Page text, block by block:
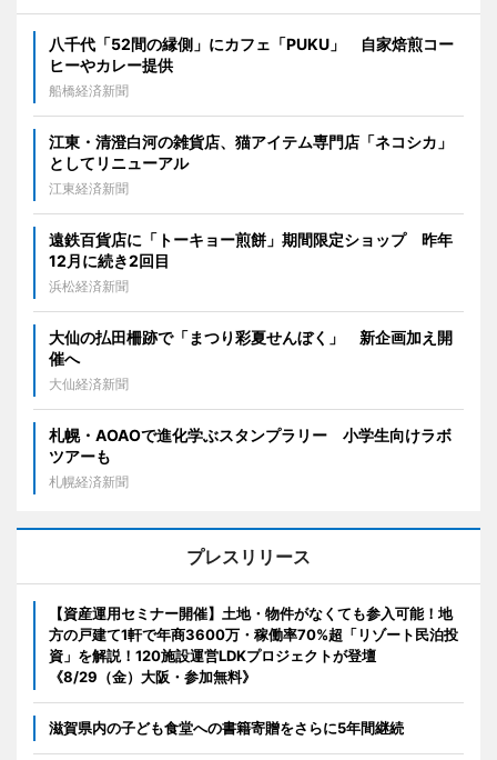
八千代「52間の縁側」にカフェ「PUKU」 自家焙煎コー
ヒーやカレー提供
船橋経済新聞
江東・清澄白河の雑貨店、猫アイテム専門店「ネコシカ」
としてリニューアル
江東経済新聞
遠鉄百貨店に「トーキョー煎餅」期間限定ショップ 昨年
12月に続き2回目
浜松経済新聞
大仙の払田柵跡で「まつり彩夏せんぼく」 新企画加え開
催へ
大仙経済新聞
札幌・AOAOで進化学ぶスタンプラリー 小学生向けラボ
ツアーも
札幌経済新聞
プレスリリース
【資産運用セミナー開催】土地・物件がなくても参入可能！地
方の戸建て1軒で年商3600万・稼働率70%超「リゾート民泊投
資」を解説！120施設運営LDKプロジェクトが登壇
《8/29（金）大阪・参加無料》
滋賀県内の子ども食堂への書籍寄贈をさらに5年間継続